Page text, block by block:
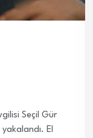
Seçil Gür
El